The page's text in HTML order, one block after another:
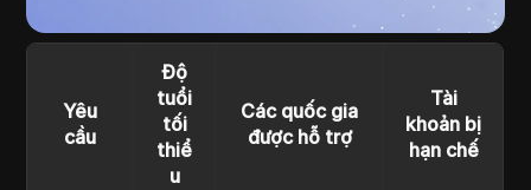
Yêu
cầu
Độ
tuổi
tối
thiể
u
Các quốc gia
được hỗ trợ
Tài
khoản bị
hạn chế